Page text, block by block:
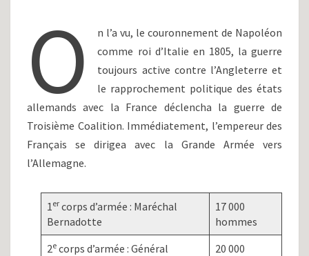
TROISIÈME
COALITION
(1803-
O
n l’a vu, le couronnement de Napoléon
comme roi d’Italie en 1805, la guerre
toujours active contre l’Angleterre et
le rapprochement politique des états
allemands avec la France déclencha la guerre de
Troisième Coalition. Immédiatement, l’empereur des
Français se dirigea avec la Grande Armée vers
l’Allemagne.
1er corps d’armée : Maréchal
Bernadotte
17 000
hommes
2e corps d’armée : Général
20 000